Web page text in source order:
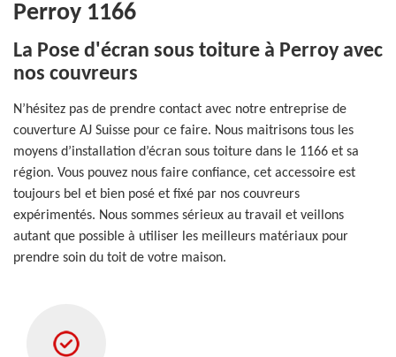
Perroy 1166
La Pose d'écran sous toiture à Perroy avec
nos couvreurs
N’hésitez pas de prendre contact avec notre entreprise de
couverture AJ Suisse pour ce faire. Nous maitrisons tous les
moyens d’installation d’écran sous toiture dans le 1166 et sa
région. Vous pouvez nous faire confiance, cet accessoire est
toujours bel et bien posé et fixé par nos couvreurs
expérimentés. Nous sommes sérieux au travail et veillons
autant que possible à utiliser les meilleurs matériaux pour
prendre soin du toit de votre maison.